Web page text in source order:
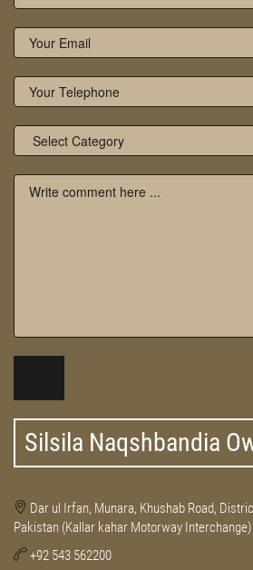
Silsila Naqshbandia
Dar ul Irfan, Munara, Khushab Road,
Pakistan (Kallar kahar Motorway Interchange)
+92 543 562200